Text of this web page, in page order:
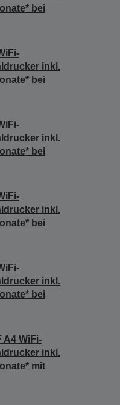
bei
inkl.
bei
inkl.
bei
inkl.
bei
inkl.
bei
A4 WiFi-
inkl.
mit